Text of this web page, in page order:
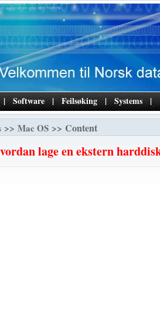
| Software | Feilsøking | Systems |
>> Mac OS >> Content
lage en ekstern